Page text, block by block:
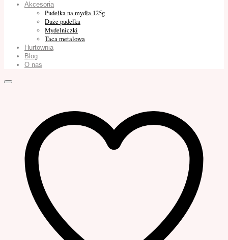
Akcesoria
Pudełka na mydła 125g
Duże pudełka
Mydelniczki
Taca metalowa
Hurtownia
Blog
O nas